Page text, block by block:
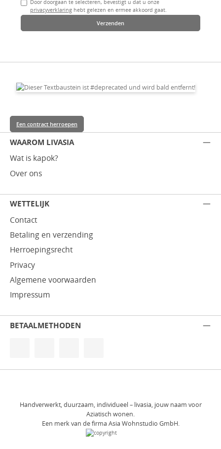
Door doorgaan te selecteren, bevestigt u dat u onze
privacyverklaring hebt gelezen en ermee akkoord gaat.
Verzenden
WAAROM LIVASIA
Wat is kapok?
Over ons
WETTELIJK
Contact
Betaling en verzending
Herroepingsrecht
Privacy
Algemene voorwaarden
Impressum
Een contract herroepen
BETAALMETHODEN
Handverwerkt, duurzaam, individueel – livasia, jouw naam voor
Aziatisch wonen.
Een merk van de firma Asia Wohnstudio GmbH.